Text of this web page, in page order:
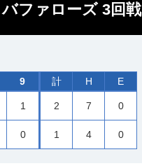
ファローズ 3回戦
9 計 H E
1 2 7 0
0 1 4 0